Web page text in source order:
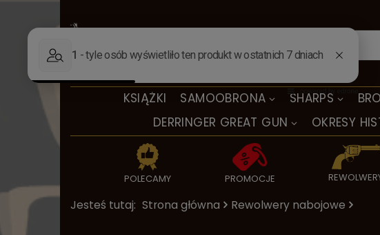
KSIĄŻKI SAMOOBRONA SHARPS
DERRINGER GREAT GUN
OKRESY
POLECAMY PROMOCJE
Jesteś tutaj: Strona główna Rewolwery nabojowe